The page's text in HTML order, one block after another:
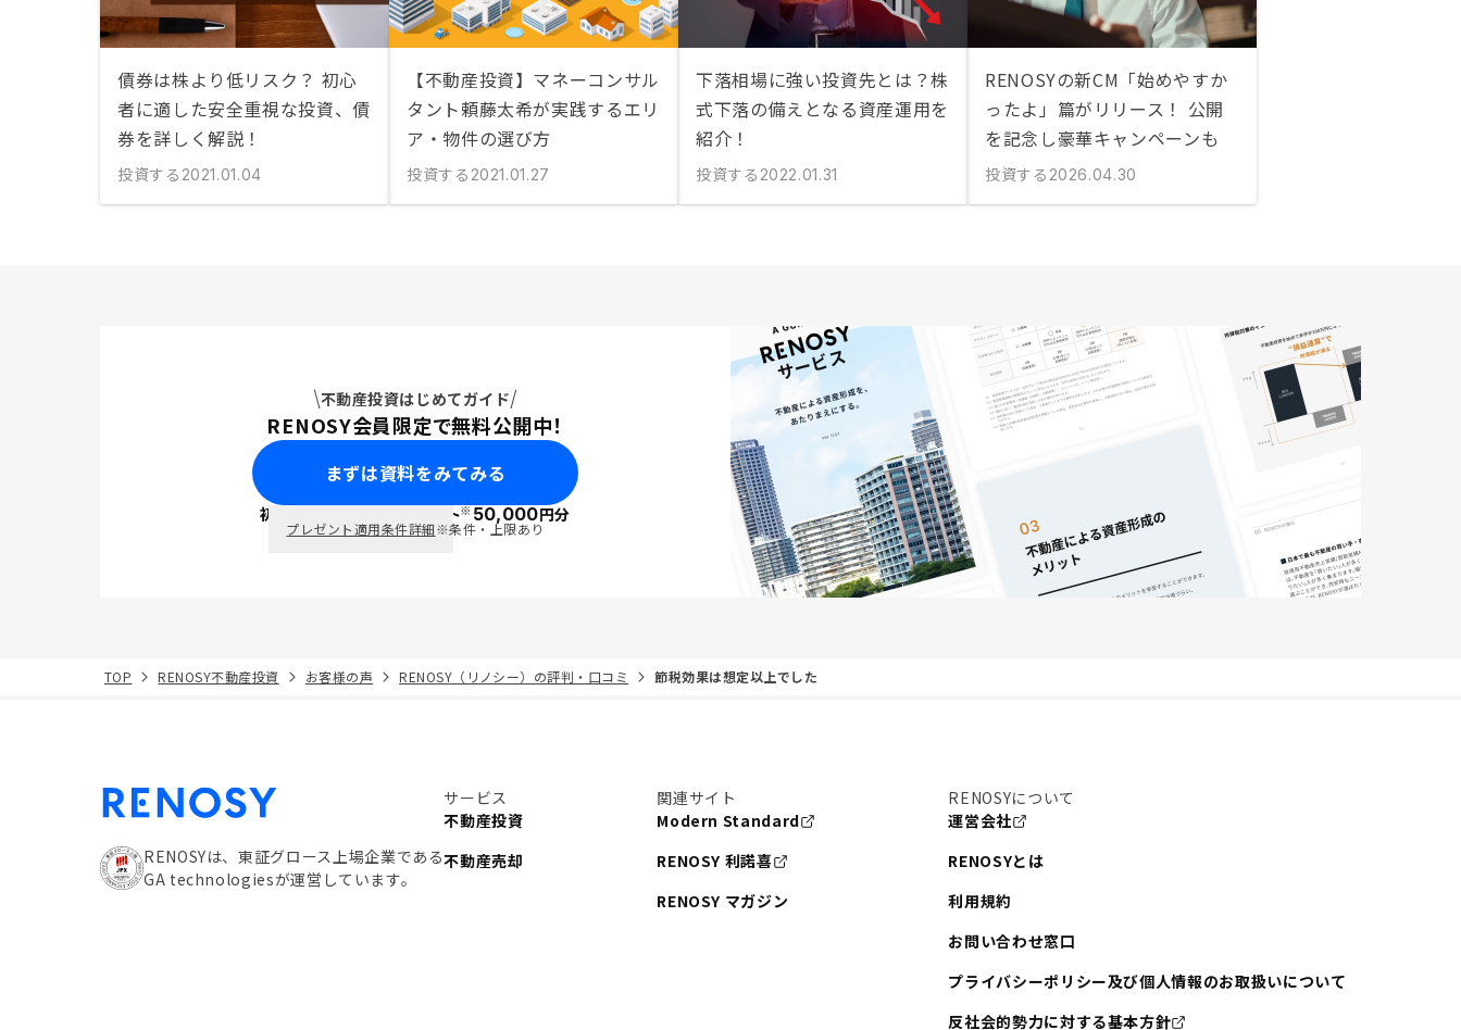
債券は株より低リスク？ 初心
者に適した安全重視な投資、債
券を詳しく解説！
投資する 2021.01.04
【不動産投資】マネーコンサル
タント頼藤太希が実践するエリ
ア・物件の選び方
投資する 2021.01.27
下落相場に強い投資先とは？株
式下落の備えとなる資産運用を
紹介！
投資する 2022.01.31
RENOSYの新CM「始めやすか
ったよ」篇がリリース！ 公開
を記念し豪華キャンペーンも
投資する 2026.04.30
不動産投資はじめてガイド
RENOSY会員限定で無料公開中！
まずは資料をみてみる
初回面談で ポイント※50,000円分
プレゼント適用条件詳細※条件・上限あり
TOP RENOSY不動産投資 お客様の声 RENOSY（リノシー）の評判・口コミ 節税効果は想定以上でした
RENOSYは、東証グロース上場企業である
GA technologiesが運営しています。
サービス
不動産投資
不動産売却
関連サイト
Modern Standard
RENOSY 利諾喜
RENOSY マガジン
RENOSYについて
運営会社
RENOSYとは
利用規約
お問い合わせ窓口
プライバシーポリシー及び個人情報のお取扱いについて
反社会的勢力に対する基本方針